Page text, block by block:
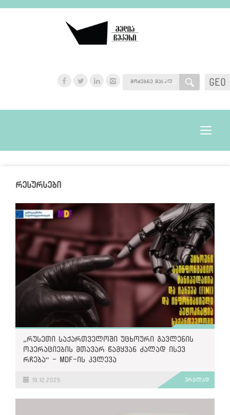
GEO
GEO
Toggle
რესურსები
„რუსეთი საქართველოში უცხოური გავლენის
ოპერაციების მთავარ წამყვან ძალად ისევ
რჩება“ - MDF-ის კვლევა
19.12.2025 ვრცლად